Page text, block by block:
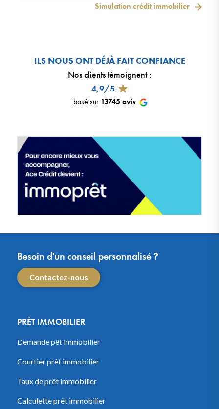
Simulation crédit immobilier
ILS NOUS ONT DÉJÀ FAIT CONFIANCE
Nos clients témoignent:
4,9/5
basé sur 13745 avis
Besoin d'un conseil personnalisé ?
Contactez-nous
PRÊT IMMOBILIER
Demande pêt immobilier
Courtier prêt immobilier
Taux de prêt immobilier
Calculette prêt immobilier